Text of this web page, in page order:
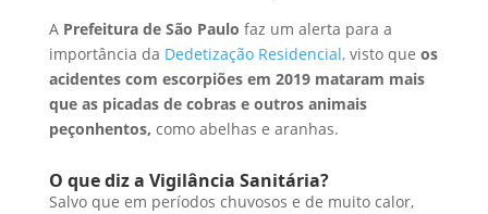
A Prefeitura de São Paulo faz um alerta para a
importância da Dedetização Residencial,visto que os
acidentes com escorpiões em 2019 mataram mais
que as picadas de cobras e outros animais
peçonhentos, como abelhas e aranhas.
O que diz a Vigilância Sanitária?
Salvo que em períodos chuvosos e de muito calor,